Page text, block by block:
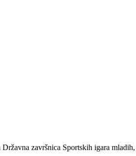
završnica Sportskih igara